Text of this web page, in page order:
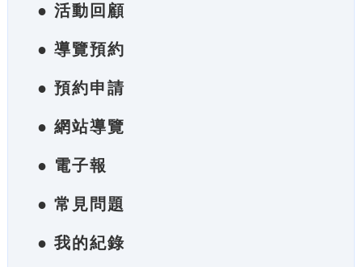
● 活動回顧
● 導覽預約
● 預約申請
● 網站導覽
● 電子報
● 常見問題
● 我的紀錄